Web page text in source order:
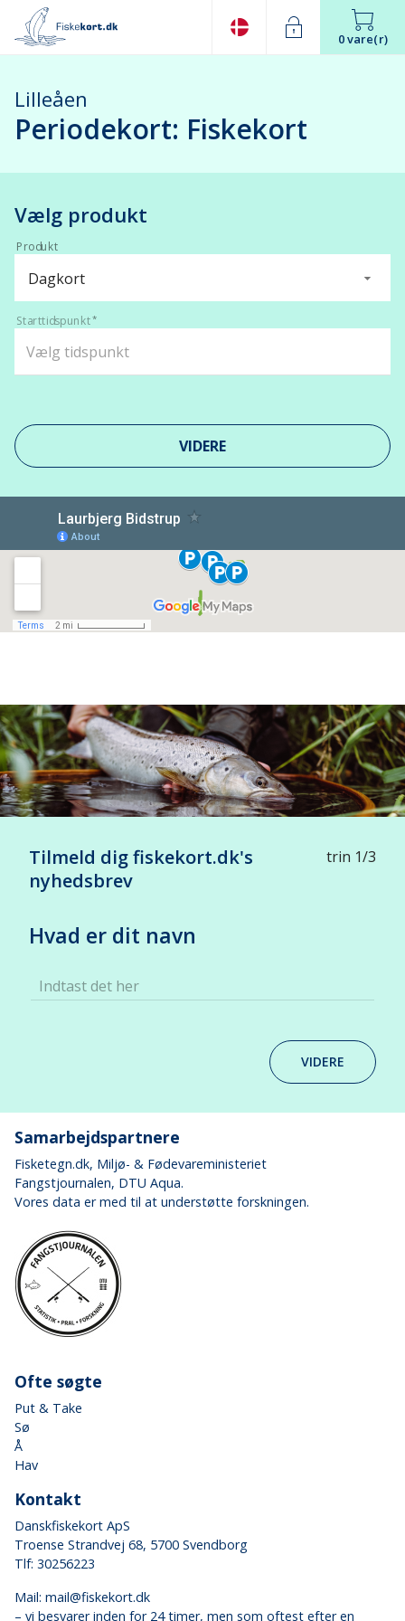
0 vare(r)
Lilleåen
Periodekort: Fiskekort
Vælg produkt
Produkt
Dagkort
Starttidspunkt
VIDERE
Tilmeld dig fiskekort.dk's
nyhedsbrev
trin 1/3
Hvad er dit navn
Indtast det her
VIDERE
Samarbejdspartnere
Fisketegn.dk, Miljø- & Fødevareministeriet
Fangstjournalen, DTU Aqua.
Vores data er med til at understøtte forskningen.
Ofte søgte
Put & Take
Sø
Å
Hav
Kontakt
Danskfiskekort ApS
Troense Strandvej 68, 5700 Svendborg
Tlf: 30256223
Mail: mail@fiskekort.dk
– vi besvarer inden for 24 timer, men som oftest efter en